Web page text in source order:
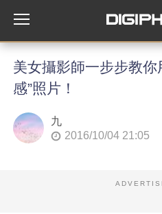
美女攝影師一步步教你
感”照片！
九
2016/10/04 21:05